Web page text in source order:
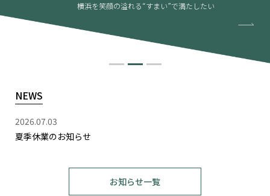
横浜を笑顔の溢れる“すまい”で満たしたい
NEWS
2026.07.03
夏季休業のお知らせ
お知らせ一覧